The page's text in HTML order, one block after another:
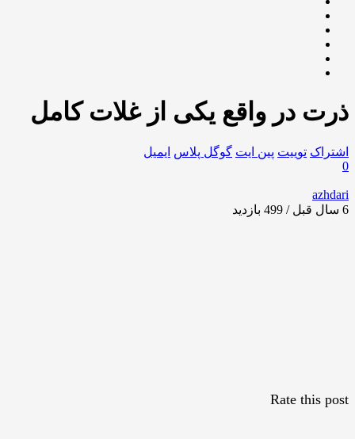
ذرت در واقع یکی از غلات کامل
اشتراک توییت پین ایت گوگل‌ پلاس ایمیل
0
azhdari
6 سال قبل / 499
بازدید
Rate this post